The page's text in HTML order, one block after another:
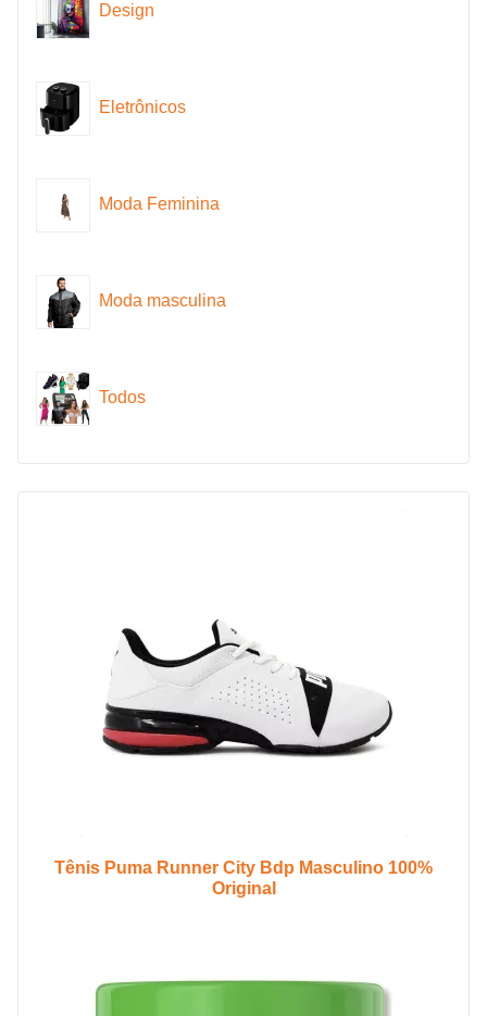
Design
Eletrônicos
Moda Feminina
Moda masculina
Todos
Tênis Puma Runner City Bdp Masculino 100%
Original